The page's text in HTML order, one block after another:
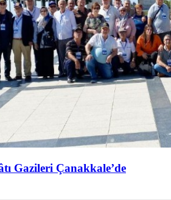
Gazileri Çanakkale’de